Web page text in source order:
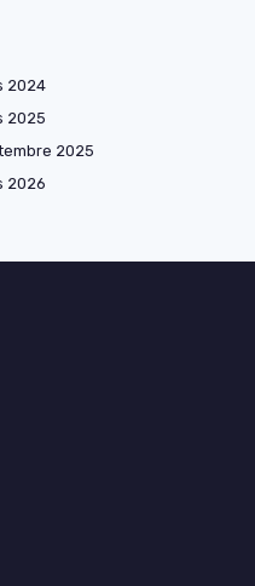
2024
2025
2025
2026